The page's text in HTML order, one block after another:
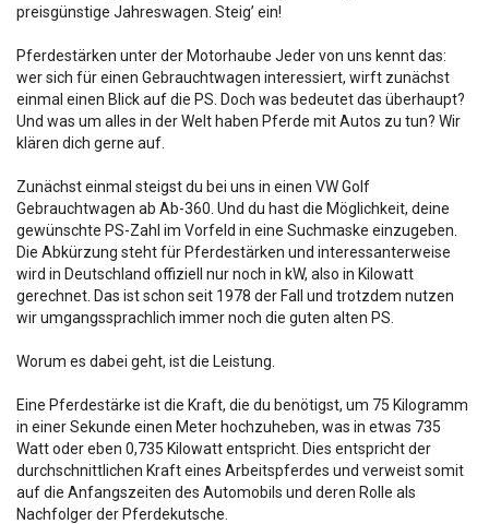
preisgünstige Jahreswagen. Steig’ ein!
Pferdestärken unter der Motorhaube Jeder von uns kennt das:
wer sich für einen Gebrauchtwagen interessiert, wirft zunächst
einmal einen Blick auf die PS. Doch was bedeutet das überhaupt?
Und was um alles in der Welt haben Pferde mit Autos zu tun? Wir
klären dich gerne auf.
Zunächst einmal steigst du bei uns in einen VW Golf
Gebrauchtwagen ab Ab-360. Und du hast die Möglichkeit, deine
gewünschte PS-Zahl im Vorfeld in eine Suchmaske einzugeben.
Die Abkürzung steht für Pferdestärken und interessanterweise
wird in Deutschland offiziell nur noch in kW, also in Kilowatt
gerechnet. Das ist schon seit 1978 der Fall und trotzdem nutzen
wir umgangssprachlich immer noch die guten alten PS.
Worum es dabei geht, ist die Leistung.
Eine Pferdestärke ist die Kraft, die du benötigst, um 75 Kilogramm
in einer Sekunde einen Meter hochzuheben, was in etwas 735
Watt oder eben 0,735 Kilowatt entspricht. Dies entspricht der
durchschnittlichen Kraft eines Arbeitspferdes und verweist somit
auf die Anfangszeiten des Automobils und deren Rolle als
Nachfolger der Pferdekutsche.